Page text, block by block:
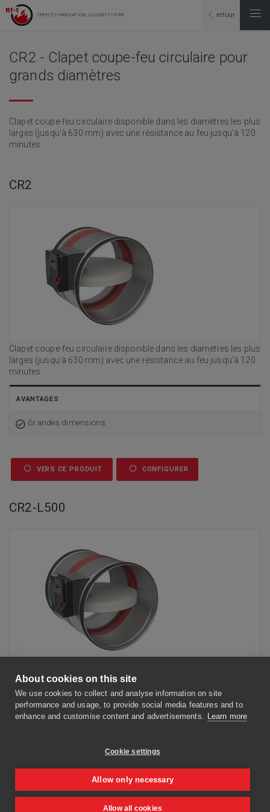
About cookies on this site
We use cookies to collect and analyse information on site
performance and usage, to provide social media features and to
enhance and customise content and advertisements. Learn more
Cookie settings
Allow only necessary
Allow all cookies
OPEN TO INNOVATION, CLOSED TO FIRE retour
CR2 - Clapet coupe-feu circulaire pour
grands diamètres
Clapet coupe-feu circulaire disponible dans les diamètres les plus
larges (jusqu’à 630 mm) avec une résistance au feu jusqu’à 120
minutes.
CR2
Clapet coupe-feu circulaire disponible dans les diamètres les plus
larges (jusqu’à 630 mm) avec une résistance au feu jusqu’à 120
minutes.
AVANTAGES
Grandes dimensions
VERS CE PRODUIT CONFIGURER
CR2-L500
faciliter le raccordement à la gaine en présence d'une paroi
d'épaisseur supérieure à 100 mm.
VERS CE PRODUIT CONFIGURER